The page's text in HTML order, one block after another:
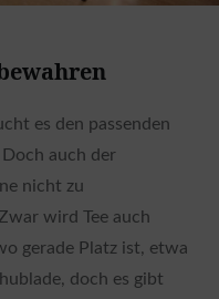
es den passenden
auch der
nicht zu
wird Tee auch
gerade Platz ist, etwa
doch es gibt